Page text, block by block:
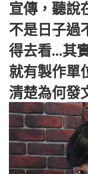
宣傳，聽說
不是日子過
得去看...其
就有製作單
清楚為何發